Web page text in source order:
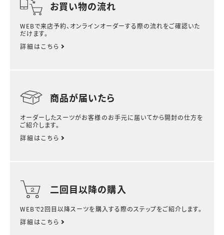
お買い物の流れ
WEBで来店予約、オンラインオーダーする際の流れをご確認いた
だけます。
詳細はこちら
商品が届いたら
オーダーしたスーツがお客様のお手元に届いてから開封の仕方を
ご紹介します。
詳細はこちら
二回目以降の購入
WEBで2回目以降スーツを購入する際のステップをご紹介します。
詳細はこちら